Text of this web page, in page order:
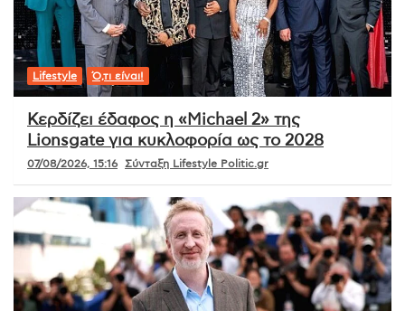
Lifestyle Ό,τι είναι!
Κερδίζει έδαφος η «Michael 2» της
Lionsgate για κυκλοφορία ως το 2028
07/08/2026, 15:16 Σύνταξη Lifestyle Politic.gr